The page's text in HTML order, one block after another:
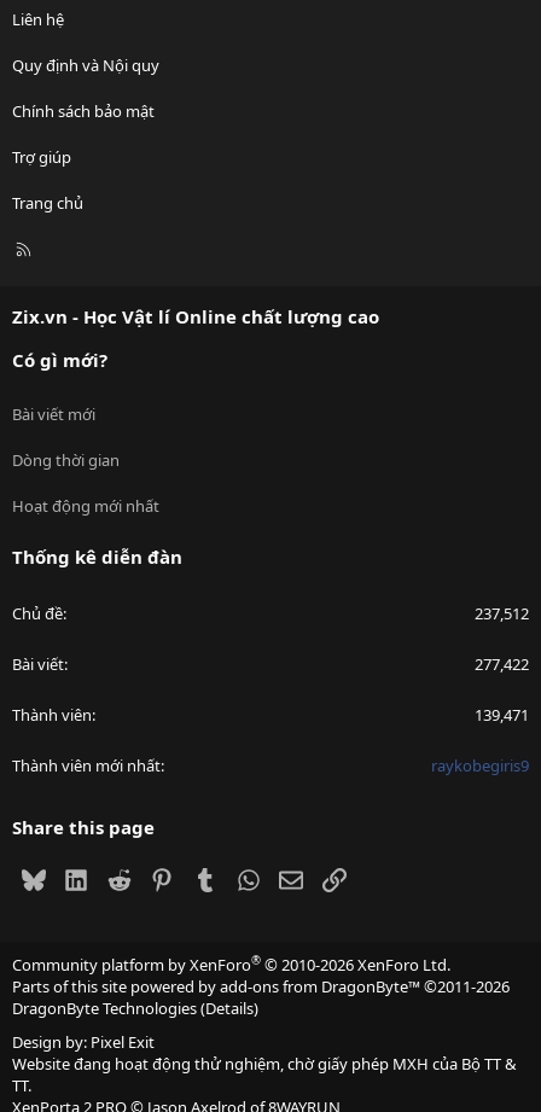
Liên hệ
Quy định và Nội quy
Chính sách bảo mật
Trợ giúp
Trang chủ
R
Zix.vn - Học Vật lí Online chất lượng cao
Có gì mới?
Bài viết mới
Dòng thời gian
Hoạt động mới nhất
Thống kê diễn đàn
Chủ đề 237,512
Bài viết 277,422
Thành viên 139,471
Thành viên mới nhất raykobegiris9
Share this page
BlueskyLinkedIn
Reddit PinterestTumblrWhatsApp
EmailLink
Community platform by XenForo® © 2010-2026 XenForo Ltd.
Parts of this site powered byadd-ons from DragonByte™©2011-2026
DragonByte Technologies(Details)
Design by: Pixel Exit
Website đang hoạt động thử nghiệm, chờ giấy phép MXH của Bộ TT &
TT.
XenPorta 2 PRO© Jason Axelrod of8WAYRUN